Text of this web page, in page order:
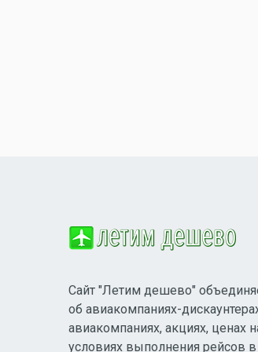
Сайт "Летим дешево"
об авиакомпаниях-
авиакомпаниях, акциях, ценах
условиях выполнения рейсов